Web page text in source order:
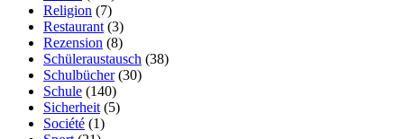
Religion (7)
Restaurant (3)
Rezension (8)
Schüleraustausch (38)
Schulbücher(30)
Schule (140)
Sicherheit (5)
Société (1)